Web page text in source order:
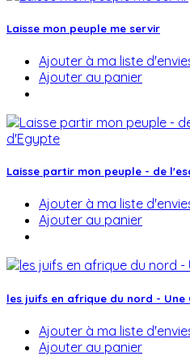
Laisse mon peuple me servir
Ajouter à ma liste
Ajouter au panier
Laisse partir mon peuple - de
Ajouter à ma liste
Ajouter au panier
les juifs en afrique du nord - Une
Ajouter à ma liste
Ajouter au panier